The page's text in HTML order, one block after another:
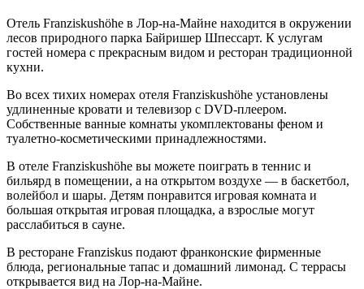
Отель Franziskushöhe в Лор-на-Майне находится в окружении
лесов природного парка Байришер Шпессарт. К услугам
гостей номера с прекрасным видом и ресторан традиционной
кухни.
Во всех тихих номерах отеля Franziskushöhe установлены
удлиненные кровати и телевизор с DVD-плеером.
Собственные ванные комнаты укомплектованы феном и
туалетно-косметическими принадлежностями.
В отеле Franziskushöhe вы можете поиграть в теннис и
бильярд в помещении, а на открытом воздухе — в баскетбол,
волейбол и шары. Детям понравится игровая комната и
большая открытая игровая площадка, а взрослые могут
расслабиться в сауне.
В ресторане Franziskus подают франконские фирменные
блюда, региональные тапас и домашний лимонад. С террасы
открывается вид на Лор-на-Майне.